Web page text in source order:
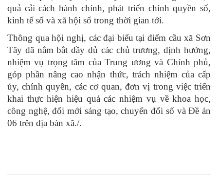
quả cải cách hành chính, phát triển chính quyền số,
kinh tế số và xã hội số trong thời gian tới.
Thông qua hội nghị, các đại biểu tại điểm cầu xã Sơn
Tây đã nắm bắt đầy đủ các chủ trương, định hướng,
nhiệm vụ trọng tâm của Trung ương và Chính phủ,
góp phần nâng cao nhận thức, trách nhiệm của cấp
ủy, chính quyền, các cơ quan, đơn vị trong việc triển
khai thực hiện hiệu quả các nhiệm vụ về khoa học,
công nghệ, đổi mới sáng tạo, chuyển đổi số và Đề án
06 trên địa bàn xã./.